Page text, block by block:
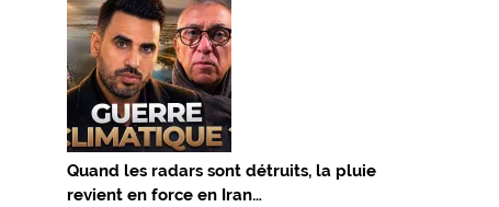
Quand les radars sont détruits, la pluie
revient en force en Iran…